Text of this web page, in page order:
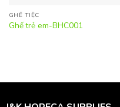
GHẾ TIỆC
Ghế trẻ em-BHC001